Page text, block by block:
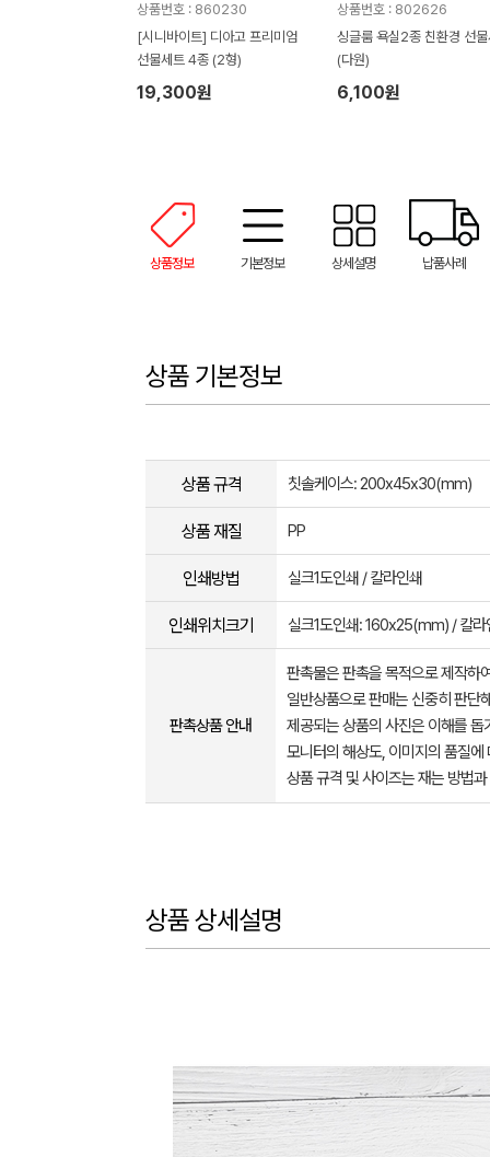
상품번호 : 860230
[시니바이트] 디아고 프리미엄
선물세트 4종 (2형)
19,300원
상품번호 : 802626
싱글룸 욕실2종 친환경 선물
(다원)
6,100원
상품정보 기본정보 상세설명 납품사례
상품 기본정보
상품 규격 칫솔케이스: 200x45x30(mm)
상품 재질 PP
인쇄방법 실크1도인쇄 / 칼라인쇄
인쇄위치크기 실크1도인쇄: 160x25(mm) / 칼
판촉상품 안내
판촉물은 판촉을 목적으로 제작하
일반상품으로 판매는 신중히 판단
제공되는 상품의 사진은 이해를
모니터의 해상도, 이미지의 품질
상품 규격 및 사이즈는 재는 방법
상품 상세설명